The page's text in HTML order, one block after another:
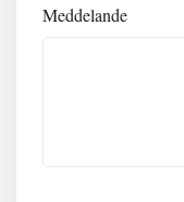
Meddelande